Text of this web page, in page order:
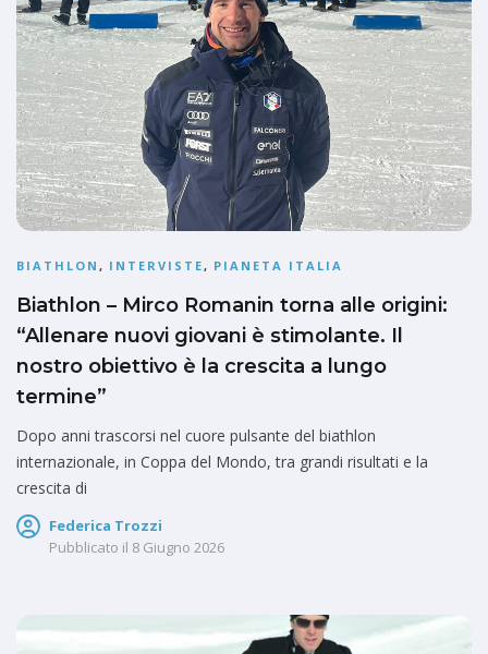
BIATHLON , INTERVISTE, PIANETA ITALIA
Biathlon – Mirco Romanin torna alle origini:
“Allenare nuovi giovani è stimolante. Il
nostro obiettivo è la crescita a lungo
termine”
Dopo anni trascorsi nel cuore pulsante del biathlon
internazionale, in Coppa del Mondo, tra grandi risultati e la
crescita di
Federica Trozzi
Pubblicato il 8 Giugno 2026